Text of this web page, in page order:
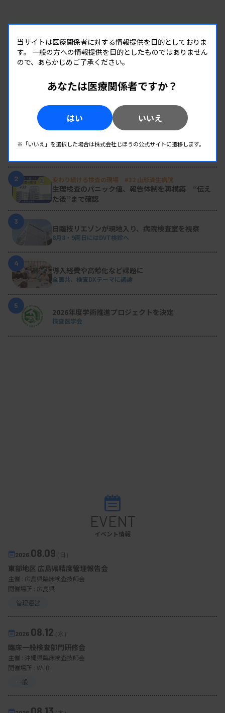
RANKING
人気の記事
新人臨床検査技師の歩き方 ［第16回］
2 変わり続ける検査の現場 #32 山形済生病院
生理検査のパニック値、報告体制を再構築 “伝え
た後”まで確認
3
日臨技リエゾンが現地入り、病院検査室を視察
8月8・9両日にはDVT検診へ
4
導入経費や高齢化など課題に
全医共、検査DXテーマに議論
5
2026年度学術推進プロジェクトを決定
検査医学会
EVENT
イベント情報
2026. 08.09（日）
東部地区 広島県精度管理報告会
主催 : 広島県臨床検査技師会
開催場所 : 広島県
管理運営
2026. 08.12（水）
臨床一般検査部門研修会
主催 : 沖縄県臨床検査技師会
開催場所 : WEB
一般
当サイトは医療関係者に対する情報提供を目的としておりま
す。 一般の方への情報提供を目的としたものではありません
ので、あらかじめご了承ください。
あなたは医療関係者ですか？
はい いいえ
※「いいえ」を選択した場合は株式会社じほうの公式サイトに遷移します。